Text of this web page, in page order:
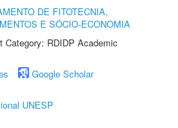
DE FITOTECNIA,
E SÓCIO-ECONOMIA
Category: RDIDP Academic
Google Scholar
UNESP